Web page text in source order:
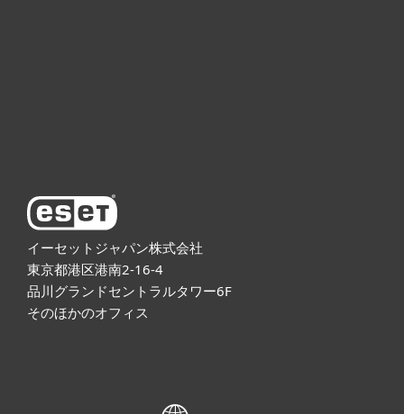
イーセットジャパン株式会社
東京都港区港南2-16-4
品川グランドセントラルタワー6F
そのほかのオフィス